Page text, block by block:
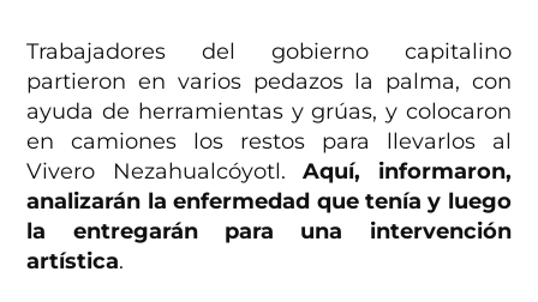
Trabajadores del gobierno capitalino
partieron en varios pedazos la palma, con
ayuda de herramientas y grúas, y colocaron
en camiones los restos para llevarlos al
Vivero Nezahualcóyotl.Aquí, informaron,
analizarán la enfermedad que tenía y luego
la entregarán para una intervención
artística.